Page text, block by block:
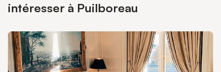
intéresser à Puilboreau